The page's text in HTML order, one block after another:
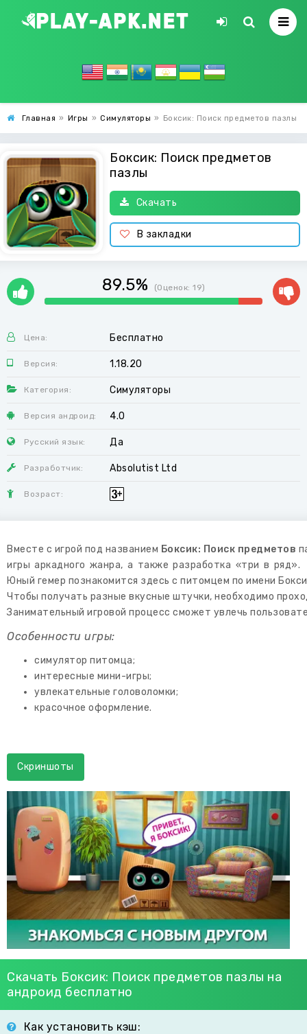
Главная » Игры » Симуляторы » Боксик: Поиск предметов пазлы
Боксик: Поиск предметов
пазлы
Скачать
В закладки
89.5% (Оценок: 19)
Цена: Бесплатно
Версия: 1.18.20
Категория: Симуляторы
Версия андроид: 4.0
Русский язык: Да
Разработчик: Absolutist Ltd
Возраст:
Вместе с игрой под названием Боксик: Поиск предметов
игры аркадного жанра, а также разработка «три в ряд».
Юный гемер познакомится здесь с питомцем по имени
Чтобы получать разные вкусные штучки, необходимо
Занимательный игровой процесс сможет увлечь
Особенности игры:
симулятор питомца;
интересные мини-игры;
увлекательные головоломки;
красочное оформление.
Скриншоты
Скачать Боксик: Поиск предметов пазлы на
андроид бесплатно
Как установить кэш: